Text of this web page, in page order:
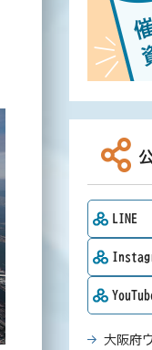
LINE
大阪府